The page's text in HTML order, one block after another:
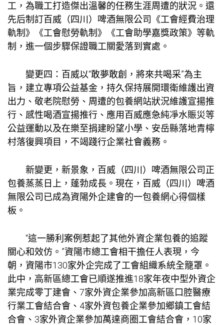
工，為職工打造傑出溫馨的任務生涯周遭的狀況。還
先后制訂百威（四川）啤酒無限公司《工會經費治理
軌制》《工會慰勞軌制》《工會助學嘉獎政策》等軌
制，進一個步驟保證職工關愛落到實處。
變更四：百威以“敢夢敢創，將來共喝采”為主
旨，建立專項公益基金，持久保持展開環衛維護出資
出力、敬老院慰勞、周遭的包養網站狀況維護宣揚推
行、感性喝酒宣揚推行、應用百威應急純凈水賑災等
公益運動以及在樂至捐建盼望小學、安岳縣落地青檸
村落復興項目，不竭踐行企業社會義務。
新變更，新景象，百威（四川）啤酒無限公司正
包養蒸蒸日上，蓬勃成長。現在，百威（四川）啤酒
無限公司已成為資陽外企建會的一包養網心得個樣
板。
“這一勝利案例惹起了其他外資企業包養的追蹤
關心和效仿。”資陽市總工會相干擔任人表現，今
朝，資陽市130家外企完成了工會組織系統全籠罩。
此中，高新區總工會已順遂推進18家年夜中型外資企
業完成零丁建會、7家外資企業參加高新區口腔醫療
行業工會結合會、4家外資包養企業參加鄉鎮工會結
合會、3家外資企業參加萬達商圈工會結合會，10家